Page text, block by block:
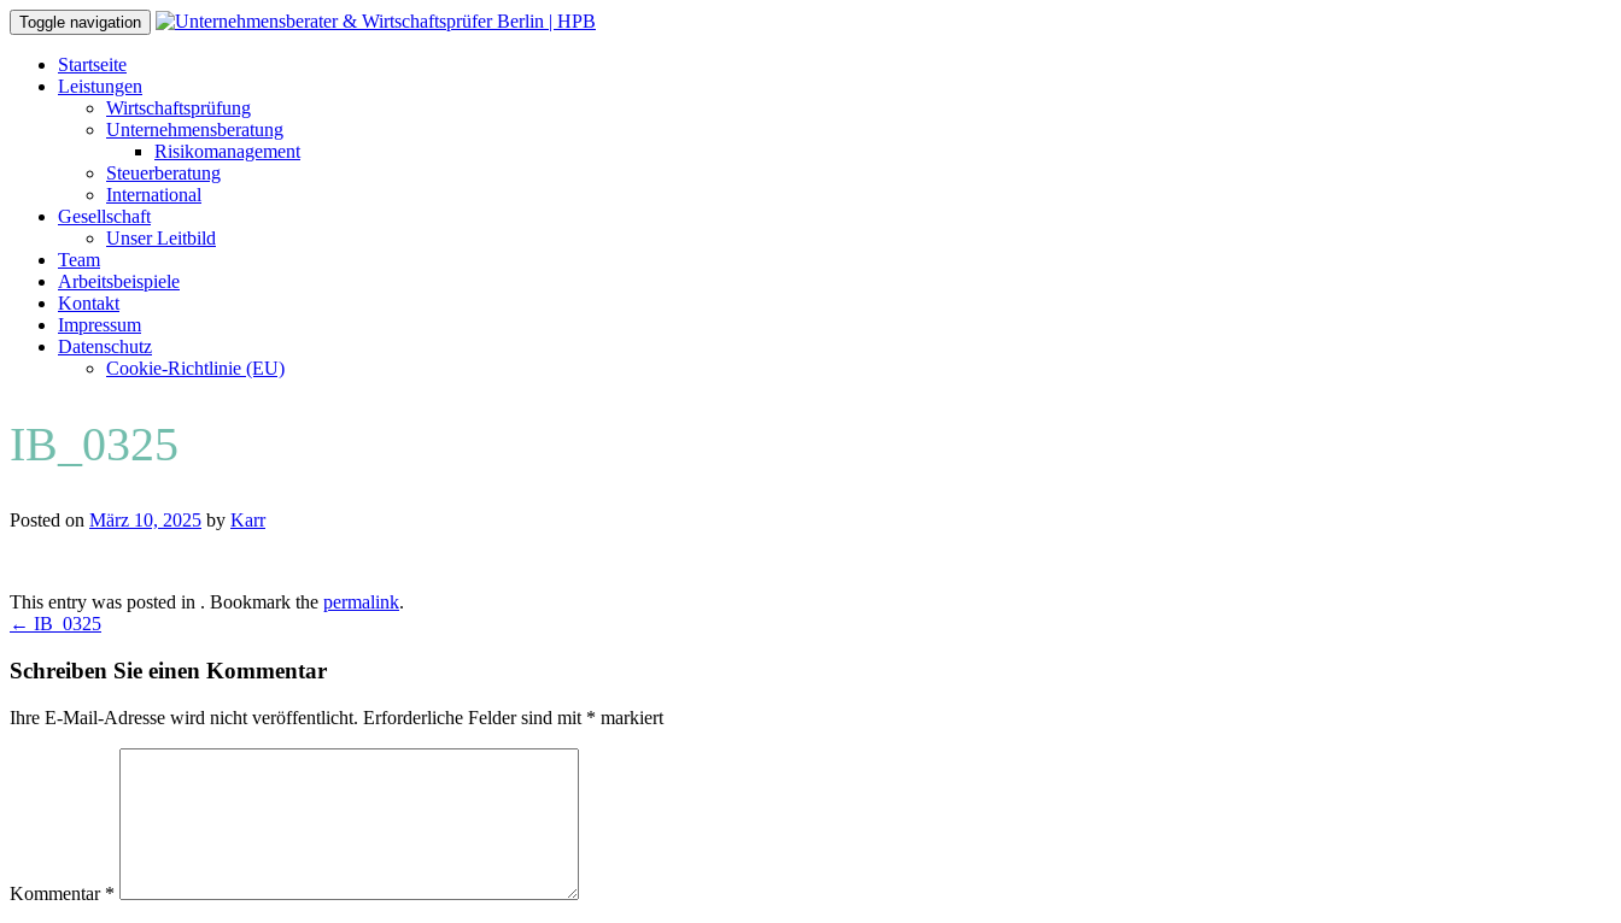
Toggle navigation
Skip
Startseite
Leistungen
Wirtschaftsprüfung
Unternehmensberatung
Risikomanagement
Steuerberatung
International
Gesellschaft
Unser Leitbild
Team
Arbeitsbeispiele
Kontakt
Impressum
Datenschutz
Cookie-Richtlinie (EU)
IB_0325
Posted on März 10, 2025 by Karr
This entry was posted in . Bookmark the permalink.
Post
navigation
← IB_0325
Schreiben Sie einen Kommentar
Ihre E-Mail-Adresse wird nicht veröffentlicht. Erforderliche Felder sind mit * markiert
Kommentar *